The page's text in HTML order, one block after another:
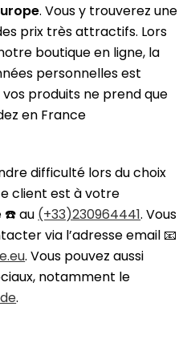
. Vous y trouverez une
prix très attractifs. Lors
boutique en ligne, la
personnelles est
produits ne prend que
en France
difficulté lors du choix
client est à votre
☎️ au (+33)230964441. Vous
via l’adresse email 📧
. Vous pouvez aussi
notamment le
.